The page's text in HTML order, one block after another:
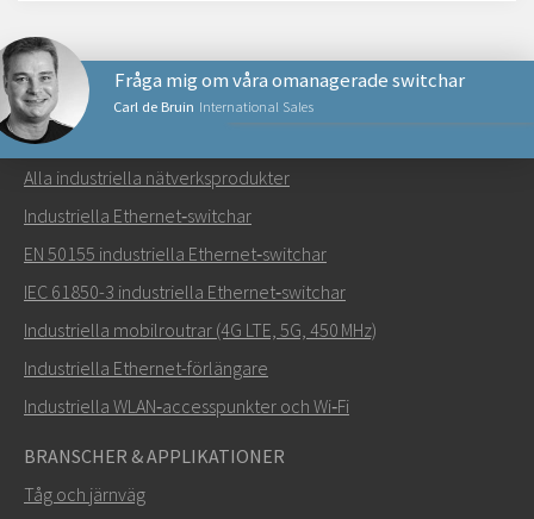
Carl de Bruin International Sales
Fråga mig om våra omanagerade switchar
Skicka ett meddelande till Carl
Hur kan Carl kontakta dig?
NÄTVERKSPRODUKTER
Alla industriella nätverksprodukter
Industriella Ethernet‑switchar
EN 50155 industriella Ethernet‑switchar
IEC 61850-3 industriella Ethernet‑switchar
Industriella mobilroutrar (4G LTE, 5G, 450 MHz)
Industriella Ethernet-förlängare
Industriella WLAN‑accesspunkter och Wi‑Fi
BRANSCHER & APPLIKATIONER
Tåg och järnväg